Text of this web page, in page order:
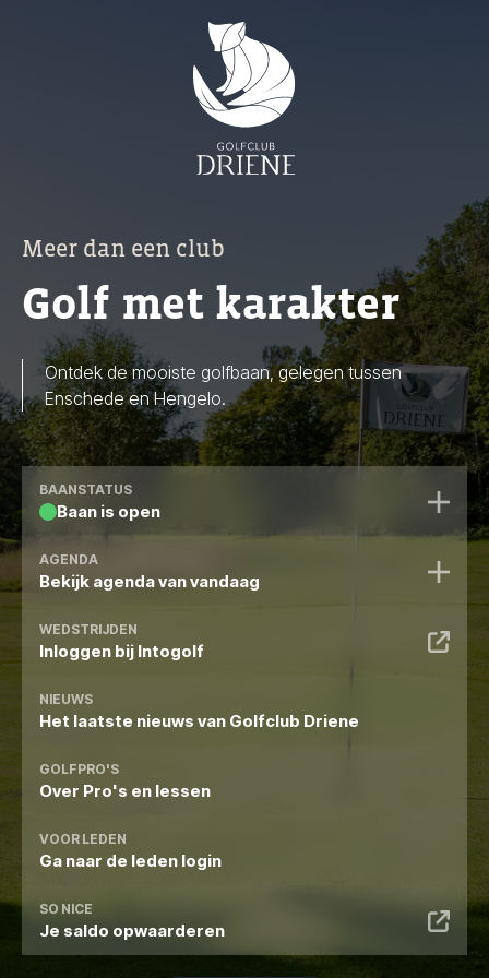
Meer dan een club
Golf met karakter
Ontdek de mooiste golfbaan, gelegen tussen
Enschede en Hengelo.
BAANSTATUS
Baan is open
Baan is qualifying
Handicars zijn toegestaan
Shortgame baan is open
AGENDA
Bekijk agenda van vandaag
Vandaag staat er niets op de agenda.
Bekijk volledige agenda
WEDSTRIJDEN
Inloggen bij Intogolf
NIEUWS
Het laatste nieuws van Golfclub Driene
GOLFPRO'S
Over Pro's en lessen
VOOR LEDEN
Ga naar de leden login
SO NICE
Je saldo opwaarderen